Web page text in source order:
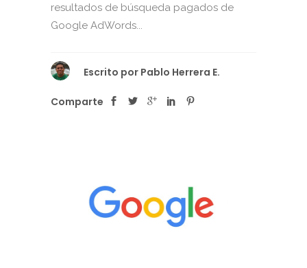
resultados de búsqueda pagados de
Google AdWords...
Escrito por Pablo Herrera E.
Comparte